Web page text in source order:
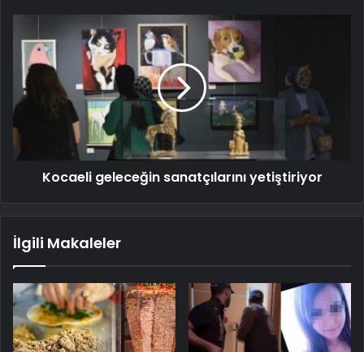
Kocaeli geleceğin sanatçılarını yetiştiriyor
İlgili Makaleler